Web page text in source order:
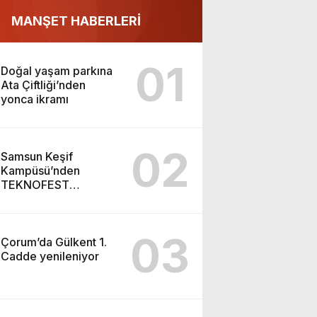
MANŞET HABERLERİ
Doğal yaşam parkına
Ata Çiftliği’nden
yonca ikramı
01
Samsun Keşif
Kampüsü’nden
TEKNOFEST
02
Çorum’da Gülkent 1.
Cadde yenileniyor
03